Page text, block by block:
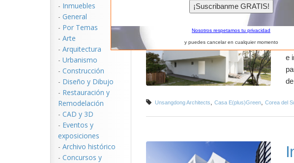
- Inmuebles
- General
- Por Temas
- Arte
- Arquitectura
- Urbanismo
- Construcción
- Diseño y Dibujo
- Restauración y
Remodelación
- CAD y 3D
- Eventos y
exposiciones
- Archivo histórico
- Concursos y
e
Unsangdong Architects, Casa E(plus)Green, Corea del
Nosotros respetamos tu privacidad
y puedes cancelar en cualquier momento